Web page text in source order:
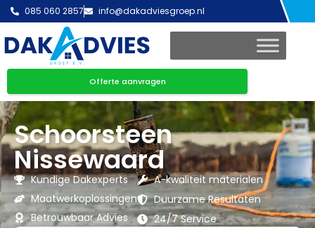
085 060 2857 info@dakadviesgroep.nl
Offerte aanvragen
Schoorsteen
Nissewaard
Kundige Dakexperts
Maatwerkoplossingen
Betrouwbaar Advies
A-kwaliteit materialen
Duurzame Resultaten
24/7 Service